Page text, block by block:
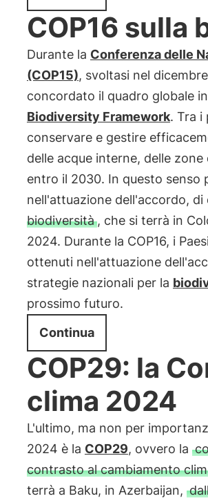
COP16 sulla
Durante la Conferenza delle
(COP15), svoltasi nel
concordato il quadro globale
Biodiversity Framework. Tra i
conservare e gestire
delle acque interne, delle
entro il 2030. In questo senso
nell'attuazione dell'accordo, di
biodiversità, che si terrà in
2024. Durante la COP16, i
ottenuti nell'attuazione
strategie nazionali per la
prossimo futuro.
Continua
COP29: la
clima 2024
L'ultimo, ma non per
2024 è la COP29, ovvero la
contrasto al cambiamento
terrà a Baku, in Azerbaijan,